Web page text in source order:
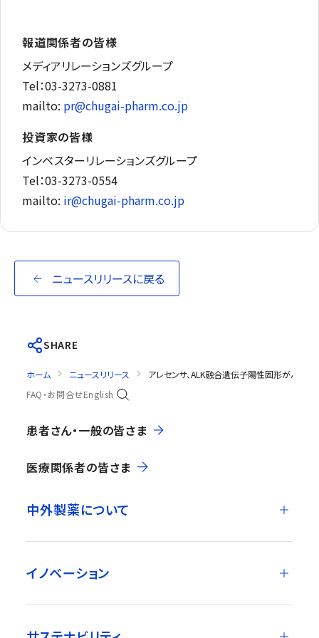
報道関係者の皆様
メディアリレーションズグループ
Tel：03-3273-0881
mailto: pr@chugai-pharm.co.jp
投資家の皆様
インベスターリレーションズグループ
Tel：03-3273-0554
mailto: ir@chugai-pharm.co.jp
ニュースリリースに戻る
SHARE
ホーム ニュースリリース
アレセンサ、ALK融合遺伝子陽性固形がんに
FAQ・お問合せEnglish
患者さん・一般の皆さま
医療関係者の皆さま
中外製薬について
イノベーション